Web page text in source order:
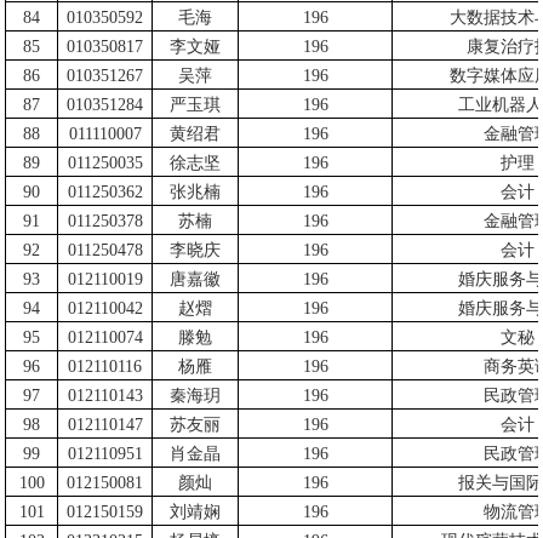
84
010350592 毛海 196
大数据技术
85
010350817 李文娅 196
康复治疗
86
010351267 吴萍 196
数字媒体应
87
010351284 严玉琪 196
工业机器
88
011110007 黄绍君 196
金融管
89
011250035 徐志坚 196
护理
90
011250362 张兆楠 196
会计
91
011250378 苏楠 196
金融管
92
011250478 李晓庆 196
会计
93
012110019 唐嘉徽 196
婚庆服务
94
012110042 赵熠 196
婚庆服务
95
012110074 滕勉 196
文秘
96
012110116 杨雁 196
商务英
97
012110143 秦海玥 196
民政管
98
012110147 苏友丽 196
会计
99
012110951 肖金晶 196
民政管
100
012150081 颜灿 196
报关与国
101
012150159 刘靖娴 196
物流管